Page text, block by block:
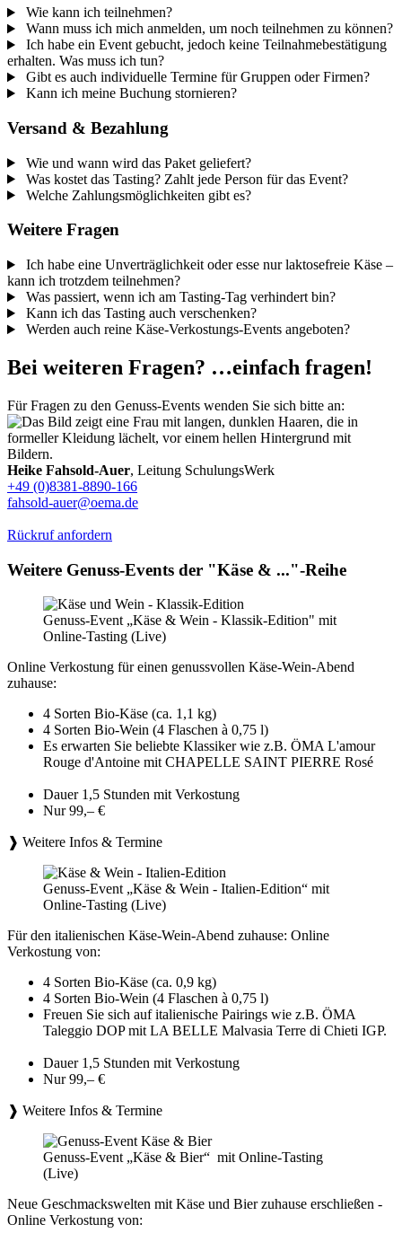
Wie kann ich teilnehmen?
Wann muss ich mich anmelden, um noch teilnehmen zu können?
Ich habe ein Event gebucht, jedoch keine Teilnahmebestätigung
erhalten. Was muss ich tun?
Gibt es auch individuelle Termine für Gruppen oder Firmen?
Kann ich meine Buchung stornieren?
Versand & Bezahlung
Wie und wann wird das Paket geliefert?
Was kostet das Tasting? Zahlt jede Person für das Event?
Welche Zahlungsmöglichkeiten gibt es?
Weitere Fragen
Ich habe eine Unverträglichkeit oder esse nur laktosefreie Käse –
kann ich trotzdem teilnehmen?
Was passiert, wenn ich am Tasting-Tag verhindert bin?
Kann ich das Tasting auch verschenken?
Werden auch reine Käse-Verkostungs-Events angeboten?
Bei weiteren Fragen? …einfach fragen!
Für Fragen zu den Genuss-Events wenden Sie sich bitte an:
Heike Fahsold-Auer, Leitung SchulungsWerk
+49 (0)8381-8890-166
fahsold-auer@oema.de
Rückruf anfordern
Weitere Genuss-Events der "Käse & ..."-Reihe
Genuss-Event „Käse & Wein - Klassik-Edition" mit
Online-Tasting (Live)
Online Verkostung für einen genussvollen Käse-Wein-Abend
zuhause:
4 Sorten Bio-Käse (ca. 1,1 kg)
4 Sorten Bio-Wein (4 Flaschen à 0,75 l)
Es erwarten Sie beliebte Klassiker wie z.B. ÖMA L'amour
Rouge d'Antoine mit CHAPELLE SAINT PIERRE Rosé
Dauer 1,5 Stunden mit Verkostung
Nur 99,– €
❱ Weitere Infos & Termine
Genuss-Event „Käse & Wein - Italien-Edition“ mit
Online-Tasting (Live)
Für den italienischen Käse-Wein-Abend zuhause: Online
Verkostung von:
4 Sorten Bio-Käse (ca. 0,9 kg)
4 Sorten Bio-Wein (4 Flaschen à 0,75 l)
Freuen Sie sich auf italienische Pairings wie z.B. ÖMA
Taleggio DOP mit LA BELLE Malvasia Terre di Chieti IGP.
Dauer 1,5 Stunden mit Verkostung
Nur 99,– €
❱ Weitere Infos & Termine
Genuss-Event „Käse & Bier“ mit Online-Tasting
(Live)
Neue Geschmackswelten mit Käse und Bier zuhause erschließen -
Online Verkostung von: